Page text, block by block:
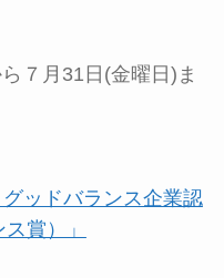
７月31日(金曜日)ま
ッドバランス企業認
賞）」